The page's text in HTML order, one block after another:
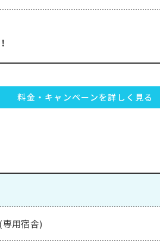
料金・キャンペーンを詳しく見る
用宿舎)